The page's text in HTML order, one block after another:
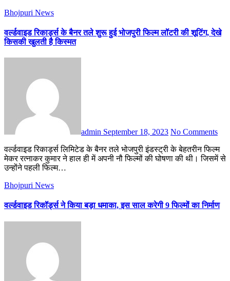
Bhojpuri News
वर्ल्डवाइड रिकार्ड्स के बैनर तले शुरू हुई भोजपुरी फिल्म लॉटरी की शूटिंग, देखे
किसकी खुलती है किस्मत
admin September 18, 2023 No Comments
वर्ल्डवाइड रिकार्ड्स लिमिटेड के बैनर तले भोजपुरी इंडस्ट्री के बेहतरीन फिल्म
मेकर रत्नाकर कुमार ने हाल ही में अपनी नौ फिल्मों की घोषणा की थी। जिसमें से
उन्होंने पहली फिल्म…
Bhojpuri News
वर्ल्डवाइड रिकॉर्ड्स ने किया बड़ा धमाका, इस साल करेगी 9 फिल्मों का निर्माण